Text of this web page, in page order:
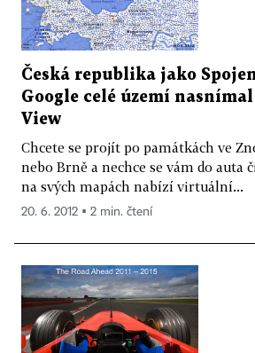
Česká republika jako
Google celé území
View
Chcete se projít po památkách ve
nebo Brně a nechce se vám do auta
na svých mapách nabízí virtuální...
20. 6. 2012 ▪ 2 min. čtení